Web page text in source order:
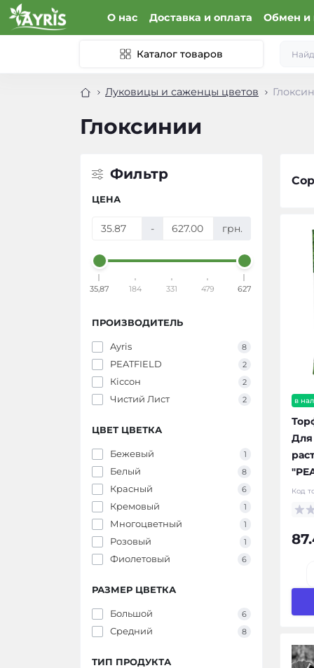
О нас Доставка и оплата Обмен и
Каталог товаров
Луковицы и саженцы цветов
Глоксинии
Фильтр
ЦЕНА
- грн.
35,87 184 331 479 627
ПРОИЗВОДИТЕЛЬ
Ayris 8
PEATFIELD 2
Кіссон 2
Чистий Лист 2
ЦВЕТ ЦВЕТКА
Бежевый 1
Белый 8
Красный 6
Кремовый 1
Многоцветный 1
Розовый 1
Фиолетовый 6
РАЗМЕР ЦВЕТКА
Большой 6
Средний 8
ТИП ПРОДУКТА
в
Код